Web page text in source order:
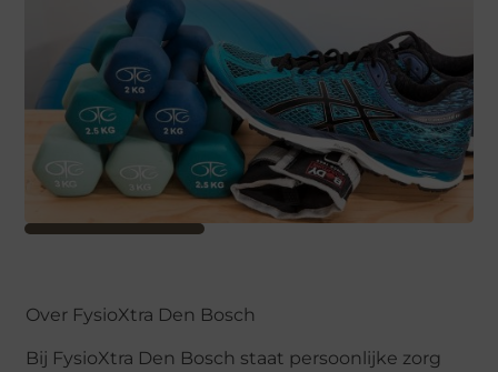
Over FysioXtra Den Bosch
Bij FysioXtra Den Bosch staat persoonlijke zorg